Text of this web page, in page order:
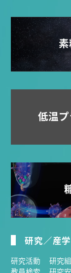
低温
研究／産
研究活動 研究